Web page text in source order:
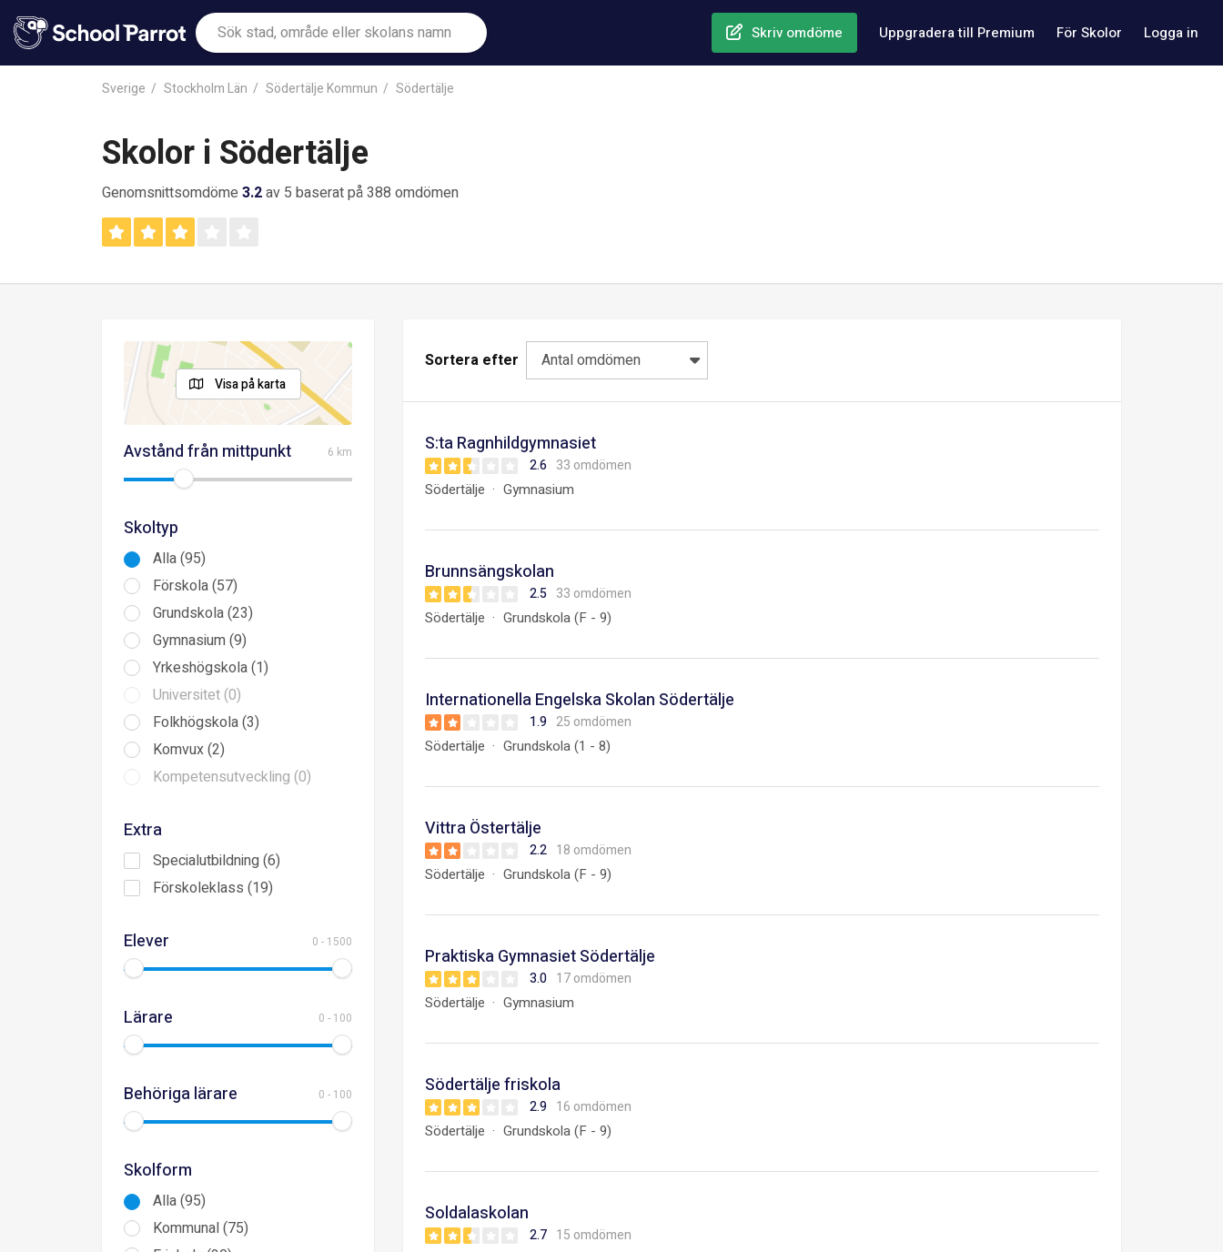
Skriv omdöme Uppgradera till Premium För Skolor Logga in
Sverige Stockholm Län Södertälje Kommun Södertälje
Skolor i Södertälje
Genomsnittsomdöme 3.2av 5 baserat på 388 omdömen
Visa på karta
Avstånd från mittpunkt 6 km
Skoltyp
Alla (95)
Förskola (57)
Grundskola (23)
Gymnasium (9)
Yrkeshögskola (1)
Universitet (0)
Folkhögskola (3)
Komvux (2)
Kompetensutveckling (0)
Extra
Specialutbildning (6)
Förskoleklass (19)
Elever 0 - 1500
Lärare 0 - 100
Behöriga lärare 0 - 100
Skolform
Alla (95)
Kommunal (75)
Sortera efter Antal omdömen
S:ta Ragnhildgymnasiet
2.6 33 omdömen
Södertälje Gymnasium
Brunnsängskolan
2.5 33 omdömen
Södertälje Grundskola (F - 9)
Internationella Engelska Skolan Södertälje
1.9 25 omdömen
Södertälje Grundskola (1 - 8)
Vittra Östertälje
2.2 18 omdömen
Södertälje Grundskola (F - 9)
Praktiska Gymnasiet Södertälje
3.0 17 omdömen
Södertälje Gymnasium
Södertälje friskola
2.9 16 omdömen
Södertälje Grundskola (F - 9)
Soldalaskolan
2.7 15 omdömen